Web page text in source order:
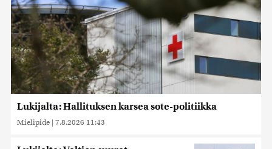
Lukijalta: Hallituksen karsea sote-politiikka
Mielipide | 7.8.2026 11:43